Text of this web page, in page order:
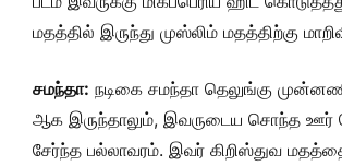
மதத்தில் இருந்து முஸ்லிம் மதத்திற்கு
சமந்தா: நடிகை சமந்தா தெலுங்கு
ஆக இருந்தாலும், இவருடைய சொந்த
சேர்ந்த பல்லாவரம். இவர் கிறிஸ்துவ